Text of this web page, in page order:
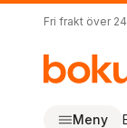
Fri frakt över
Meny